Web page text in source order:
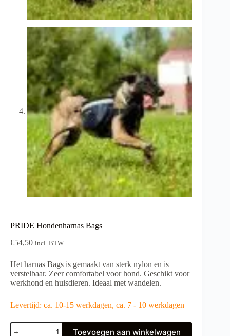
PRIDE Hondenharnas Bags
€54,50 incl. BTW
Het harnas Bags is gemaakt van sterk nylon en is
verstelbaar. Zeer comfortabel voor hond. Geschikt voor
werkhond en huisdieren. Ideaal met wandelen.
Levertijd: ca. 10-15 werkdagen, ca. 7 - 10 werkdagen
PRIDE
Toevoegen aan winkelwagen